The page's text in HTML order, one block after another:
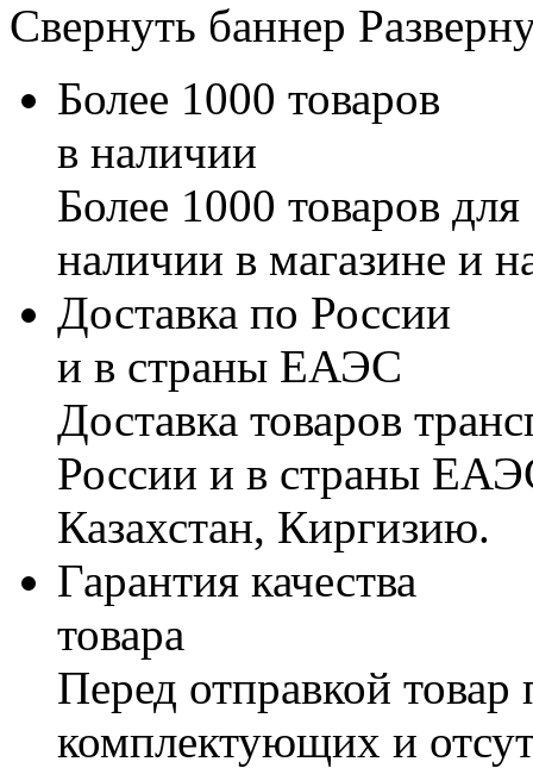
Свернуть баннер
Более 1000 товаров
в наличии
Более 1000 товаров
наличии в магазине и
Доставка по России
и в страны ЕАЭС
Доставка товаров
России и в страны
Казахстан, Киргизию.
Гарантия качества
товара
Перед отправкой товар
комплектующих и